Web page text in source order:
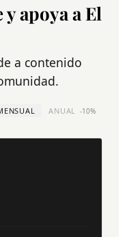
apoya a El
a contenido
ANUAL -10%